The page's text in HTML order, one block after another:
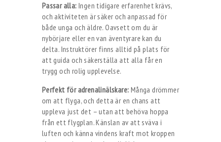
Passar alla: Ingen tidigare erfarenhet krävs,
och aktiviteten är säker och anpassad för
både unga och äldre. Oavsett om du är
nybörjare eller en van äventyrare kan du
delta. Instruktörer finns alltid på plats för
att guida och säkerställa att alla får en
trygg och rolig upplevelse.
Perfekt för adrenalinälskare: Många drömmer
om att flyga, och detta är en chans att
uppleva just det – utan att behöva hoppa
från ett flygplan. Känslan av att sväva i
luften och känna vindens kraft mot kroppen